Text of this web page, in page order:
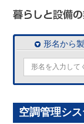
形名から
空調管理シ